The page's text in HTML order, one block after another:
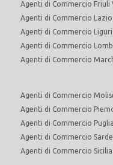
Agenti di Commercio Friuli
Agenti di Commercio Lazio
Agenti di Commercio
Agenti di Commercio
Agenti di Commercio
Agenti di Commercio
Agenti di Commercio
Agenti di Commercio Puglia
Agenti di Commercio
Agenti di Commercio Sicilia